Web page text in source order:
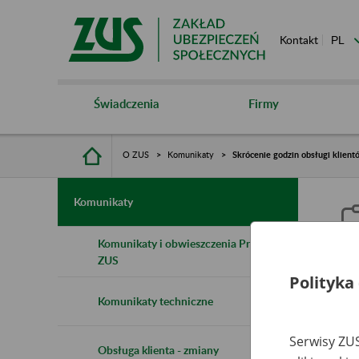
Kontakt
Świadczenia Firmy
O ZUS Komunikaty Skrócenie godzin obsługi
Komunikaty
Komunikaty i obwieszczenia Prezesa
ZUS
Komunikaty techniczne
Obsługa klienta - zmiany
Polityka
Serwisy